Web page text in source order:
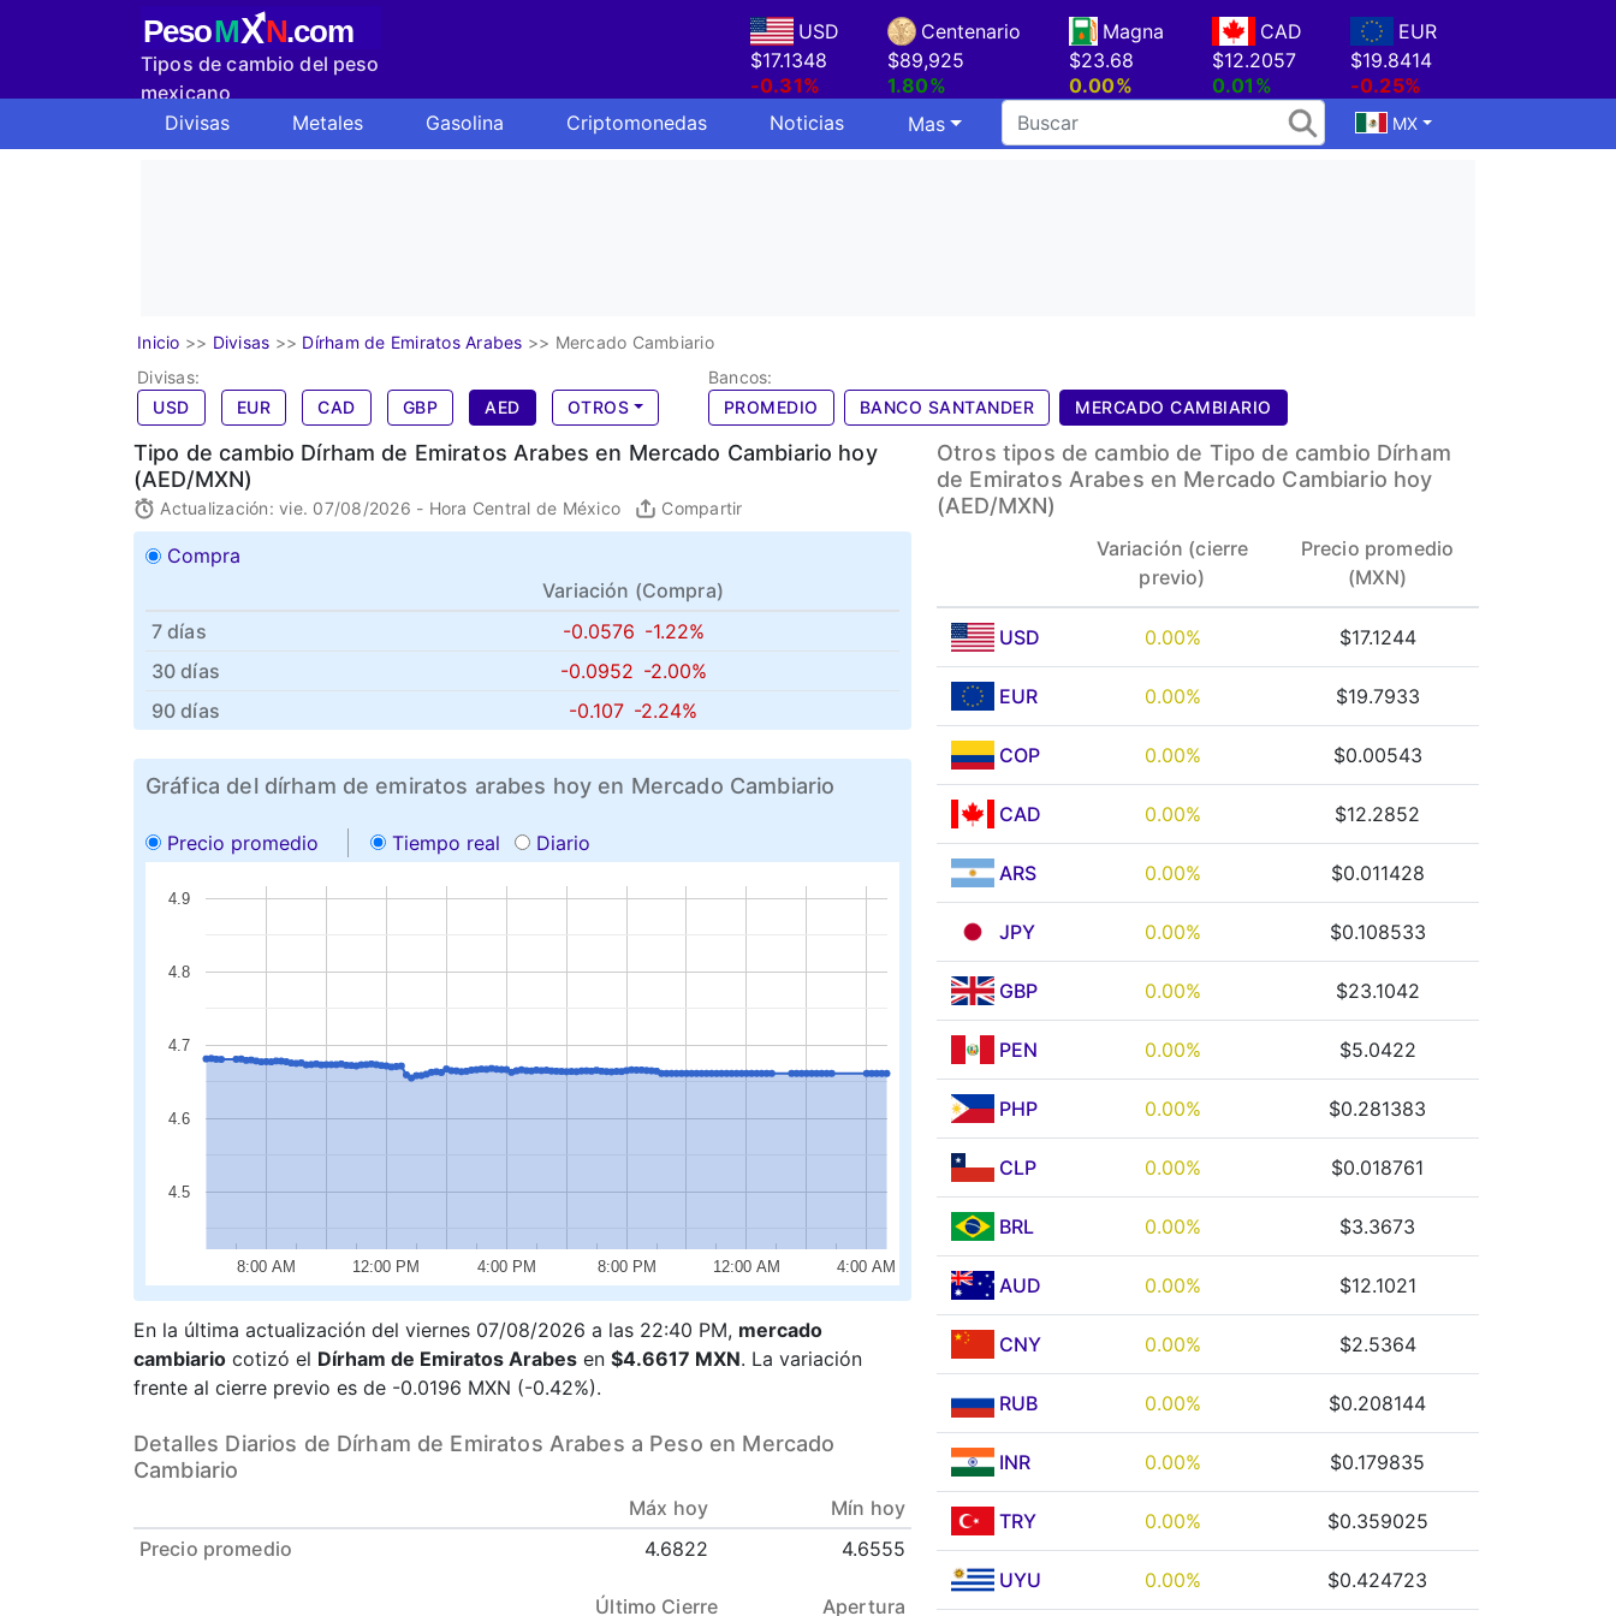
PesoMXN.com
Tipos de cambio del peso
mexicano
USD
$17.1348
-0.31%
Centenario
$89,925
1.80%
Magna
$23.68
0.00%
CAD
$12.2057
0.01%
EUR
$19.8414
-0.25%
Divisas
Metales Gasolina Criptomonedas Noticias Mas MX
Inicio >> Divisas >> Dírham de Emiratos Arabes >> Mercado Cambiario
Divisas:
USD
EUR CAD GBP AED OTROS
Bancos:
PROMEDIO
BANCO SANTANDER MERCADO CAMBIARIO
Tipo de cambio Dírham de Emiratos Arabes en Mercado Cambiario hoy
(AED/MXN)
Actualización: vie. 07/08/2026 - Hora Central de México Compartir
Compra
Variación (Compra)
7 días
-0.0576 -1.22%
30 días
-0.0952 -2.00%
90 días
-0.107 -2.24%
Gráfica del dírham de emiratos arabes hoy en Mercado Cambiario
Precio promedio Tiempo real Diario
8:00 AM 12:00 PM 4:00 PM 8:00 PM 12:00 AM 4:00 AM
4.5
4.6
4.7
4.8
4.9
En la última actualización del viernes 07/08/2026 a las 22:40 PM, mercado
cambiario cotizó el Dírham de Emiratos Arabes en $4.6617 MXN. La variación
frente al cierre previo es de -0.0196 MXN (-0.42%).
Detalles Diarios de Dírham de Emiratos Arabes a Peso en Mercado
Cambiario
Máx hoy
Mín hoy
Precio promedio
4.6822 4.6555
Último Cierre Apertura
Otros tipos de cambio de Tipo de cambio Dírham
de Emiratos Arabes en Mercado Cambiario hoy
(AED/MXN)
Variación (cierre
previo)
Precio promedio
(MXN)
USD 0.00% $17.1244
EUR 0.00% $19.7933
COP 0.00% $0.00543
CAD 0.00% $12.2852
ARS 0.00% $0.011428
JPY 0.00% $0.108533
GBP 0.00% $23.1042
PEN 0.00% $5.0422
PHP 0.00% $0.281383
CLP 0.00% $0.018761
BRL 0.00% $3.3673
AUD 0.00% $12.1021
CNY 0.00% $2.5364
RUB 0.00% $0.208144
INR 0.00% $0.179835
TRY 0.00% $0.359025
UYU 0.00% $0.424723